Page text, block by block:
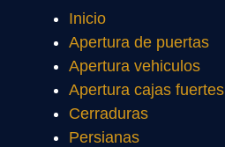
Inicio
Apertura de puertas
Apertura vehiculos
Apertura cajas fuertes
Cerraduras
Persianas